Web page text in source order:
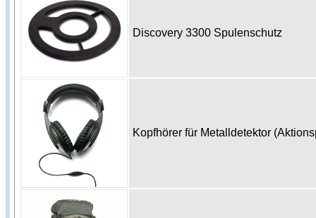
Discovery 3300 Spulenschutz
Kopfhörer für Metalldetektor